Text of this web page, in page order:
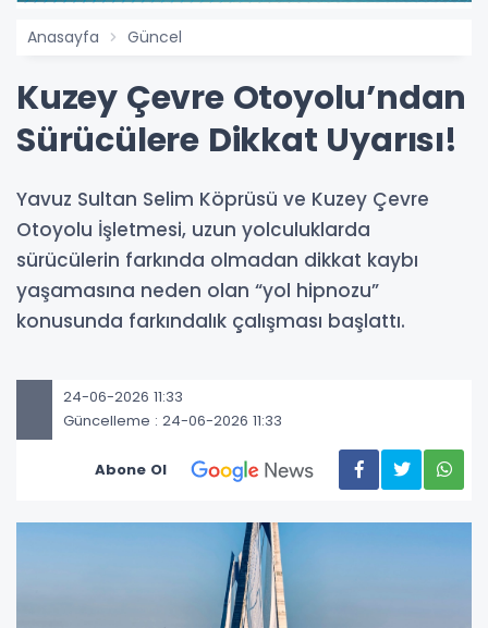
Anasayfa Güncel
Kuzey Çevre Otoyolu’ndan
Sürücülere Dikkat Uyarısı!
Yavuz Sultan Selim Köprüsü ve Kuzey Çevre
Otoyolu İşletmesi, uzun yolculuklarda
sürücülerin farkında olmadan dikkat kaybı
yaşamasına neden olan “yol hipnozu”
konusunda farkındalık çalışması başlattı.
24-06-2026 11:33
Güncelleme : 24-06-2026 11:33
Abone Ol